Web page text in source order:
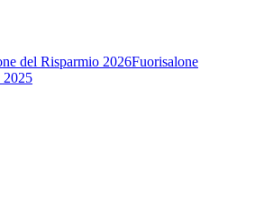
del Risparmio 2026Fuorisalone